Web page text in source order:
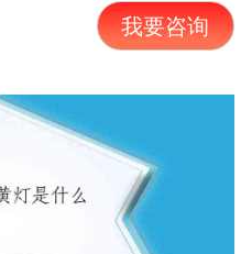
我要咨询